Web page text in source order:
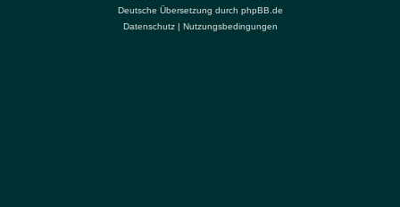
Deutsche Übersetzung durch phpBB.de
Datenschutz| Nutzungsbedingungen